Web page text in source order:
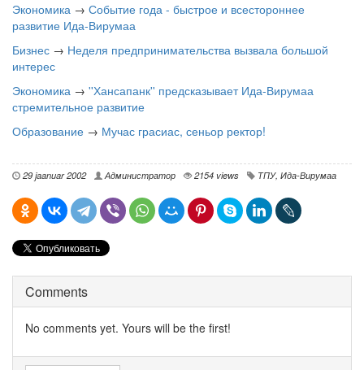
Экономика → Событие года - быстрое и всестороннее
развитие Ида-Вирумаа
Бизнес → Неделя предпринимательства вызвала большой
интерес
Экономика → ''Хансапанк'' предсказывает Ида-Вирумаа
стремительное развитие
Образование → Мучас грасиас, сеньор ректор!
29 jaanuar 2002 Администратор 2154 views ТПУ, Ида-Вирумаа
Comments
No comments yet. Yours will be the first!